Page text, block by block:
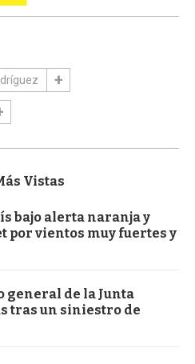
Vistas
bajo alerta naranja y
por vientos muy fuertes y
general de la Junta
tras un siniestro de